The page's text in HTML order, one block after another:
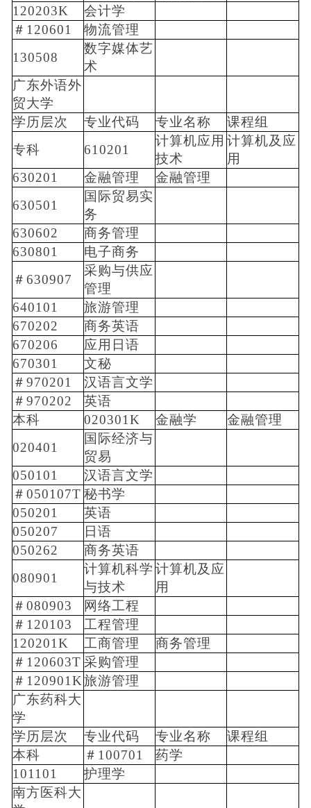
120203K
会计学
＃120601
物流管理
130508
数字媒体艺
术
广东外语外
贸大学
学历层次
专业代码 专业名称
课程组
专科
610201
计算机应用
技术
计算机及应
用
630201
金融管理
金融管理
630501
国际贸易实
务
630602
商务管理
630801
电子商务
＃630907
采购与供应
管理
640101
旅游管理
670202
商务英语
670206
应用日语
670301
文秘
＃970201
汉语言文学
＃970202
英语
本科
020301K 金融学
金融管理
020401
国际经济与
贸易
050101
汉语言文学
＃050107T 秘书学
050201
英语
050207
日语
050262
商务英语
080901
计算机科学
与技术
计算机及应
用
＃080903
网络工程
＃120103
工程管理
120201K
工商管理
商务管理
＃120603T 采购管理
＃120901K旅游管理
广东药科大
学
学历层次
专业代码 专业名称
课程组
本科
＃100701
药学
101101
护理学
南方医科大